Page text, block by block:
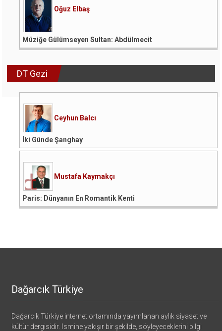
Oğuz Elbaş
Müziğe Gülümseyen Sultan: Abdülmecit
DT Gezi
Ceyhun Balcı
İki Günde Şanghay
Mustafa Kaymakçı
Paris: Dünyanın En Romantik Kenti
Dağarcık Türkiye
Dağarcık Türkiye internet ortamında yayımlanan aylık siyaset ve
kültür dergisidir. İsmine yakışır bir şekilde, söyleyeceklerini bilgi